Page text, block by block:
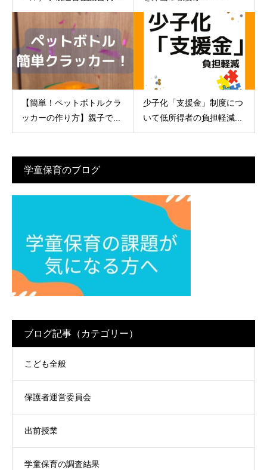
【簡単！ペットボトルクラ
ッカーの作り方】親子で...
少子化「支援金」制度につ
いて低所得者の負担軽減...
学童保育のブログ
ブログ記事（カテゴリー）
こども全般
保護者運営委員会
出前授業
学童保育の調査結果